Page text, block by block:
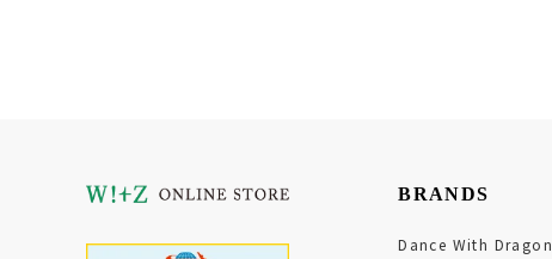
BRANDS
Dance With Dragon